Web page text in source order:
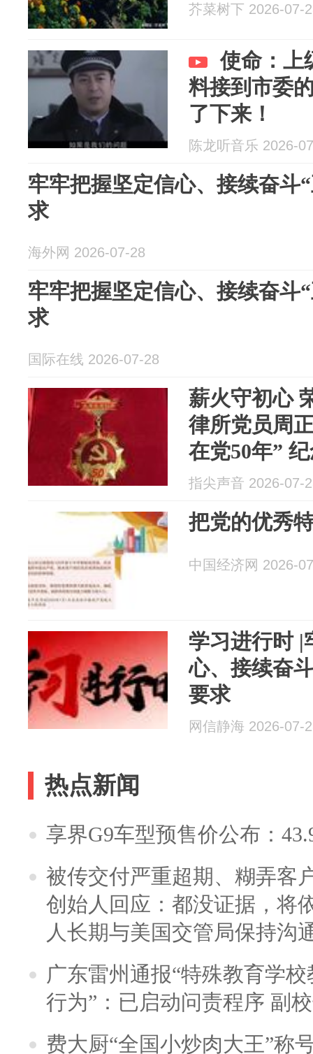
芥菜树下 2026-07-
使命：上
料接到市委
了下来！
陈龙听音乐 2026-
牢牢把握坚定信心、接续奋斗
求
海外网 2026-07-28
牢牢把握坚定信心、接续奋斗
求
国际在线 2026-07-28
薪火守初心
律所党员周
在党50年”
指尖声音 2026-07-
把党的优秀
中国经济网 2026-
学习进行时 |
心、接续奋
要求
网信静海 2026-07-
热点新闻
享界G9车型预售价公布：
被传交付严重超期、糊弄客
创始人回应：都没证据，将
人长期与美国交管局保持沟
广东雷州通报“特殊教育学
行为”：已启动问责程序 副
费大厨“全国小炒肉大王”称